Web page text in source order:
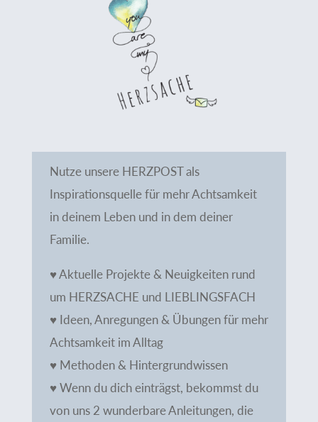
Nutze unsere HERZPOST als
Inspirationsquelle für mehr Achtsamkeit
in deinem Leben und in dem deiner
Familie.
♥ Aktuelle Projekte & Neuigkeiten rund
um HERZSACHE und LIEBLINGSFACH
♥ Ideen, Anregungen & Übungen für mehr
Achtsamkeit im Alltag
♥ Methoden & Hintergrundwissen
♥ Wenn du dich einträgst, bekommst du
von uns 2 wunderbare Anleitungen, die